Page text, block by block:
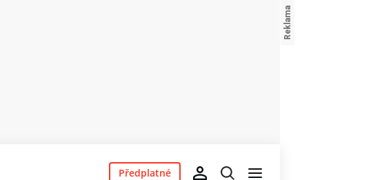
Předplatné